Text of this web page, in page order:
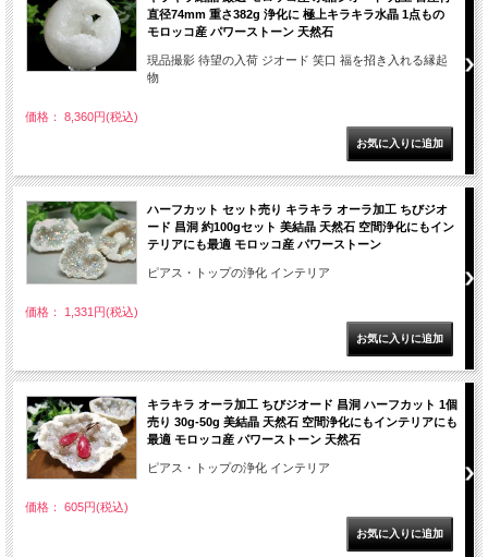
直径74mm 重さ382g 浄化に 極上キラキラ水晶 1点もの
モロッコ産 パワーストーン 天然石
現品撮影 待望の入荷 ジオード 笑口 福を招き入れる縁起
物
価格： 8,360円(税込)
ハーフカット セット売り キラキラ オーラ加工 ちびジオ
ード 昌洞 約100gセット 美結晶 天然石 空間浄化にもイン
テリアにも最適 モロッコ産 パワーストーン
ピアス・トップの浄化 インテリア
価格： 1,331円(税込)
キラキラ オーラ加工 ちびジオード 昌洞 ハーフカット 1個
売り 30g-50g 美結晶 天然石 空間浄化にもインテリアにも
最適 モロッコ産 パワーストーン 天然石
ピアス・トップの浄化 インテリア
価格： 605円(税込)